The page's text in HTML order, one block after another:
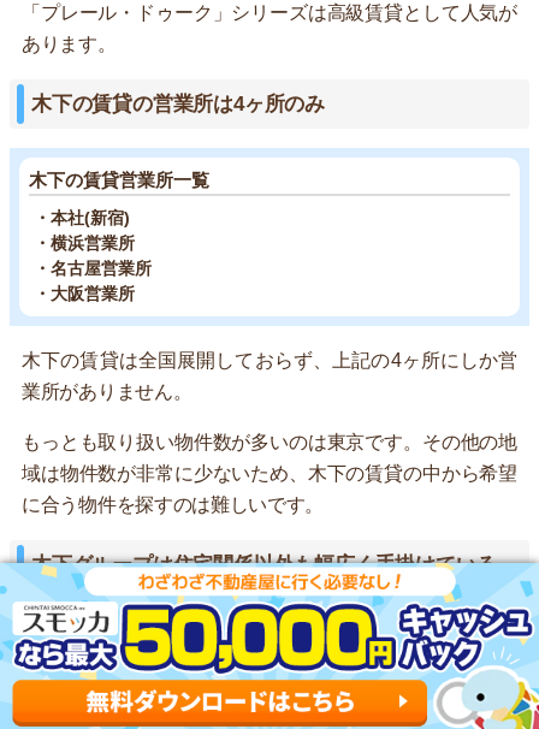
「プレール・ドゥーク」シリーズは高級賃貸として人気が
あります。
木下の賃貸の営業所は4ヶ所のみ
木下の賃貸営業所一覧
・本社(新宿)
・横浜営業所
・名古屋営業所
・大阪営業所
木下の賃貸は全国展開しておらず、上記の4ヶ所にしか営
業所がありません。
もっとも取り扱い物件数が多いのは東京です。その他の地
域は物件数が非常に少ないため、木下の賃貸の中から希望
に合う物件を探すのは難しいです。
木下グループは住宅関係以外も幅広く手掛けている
会社名 主な事業内容
株式会社 木下工務店 注文住宅事業、土地分譲事業
株式会社 木下不動産
都市型マンション企画分譲事業、集